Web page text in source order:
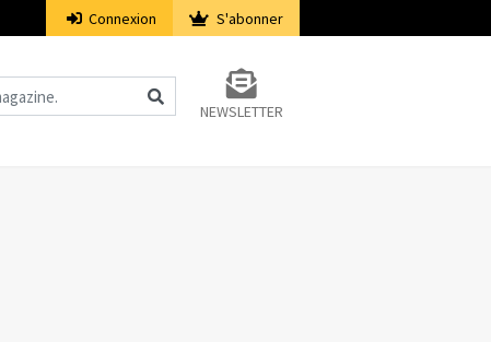
Connexion S'abonner
NEWSLETTER